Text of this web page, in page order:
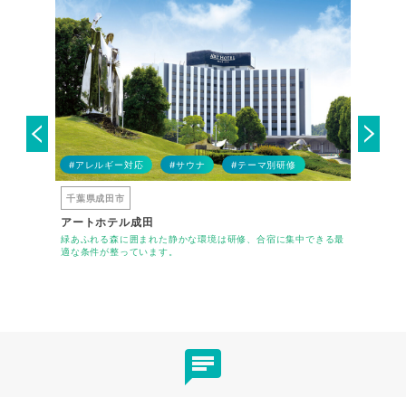
#アレルギー対応 #サウナ #テーマ別研修
千葉県成田市
アートホテル成田
緑あふれる森に囲まれた静かな環境は研修、合宿に集中できる最
適な条件が整っています。